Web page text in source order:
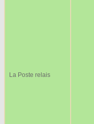
La Poste relais